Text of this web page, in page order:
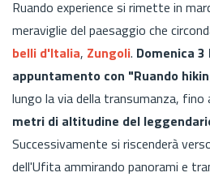
Ruando experience si rimette in
meraviglie del paesaggio che
belli d'Italia, Zungoli. Domenica 3
appuntamento con "Ruando
lungo la via della transumanza, fino
metri di altitudine del
Successivamente si riscenderà
dell'Ufita ammirando panorami e